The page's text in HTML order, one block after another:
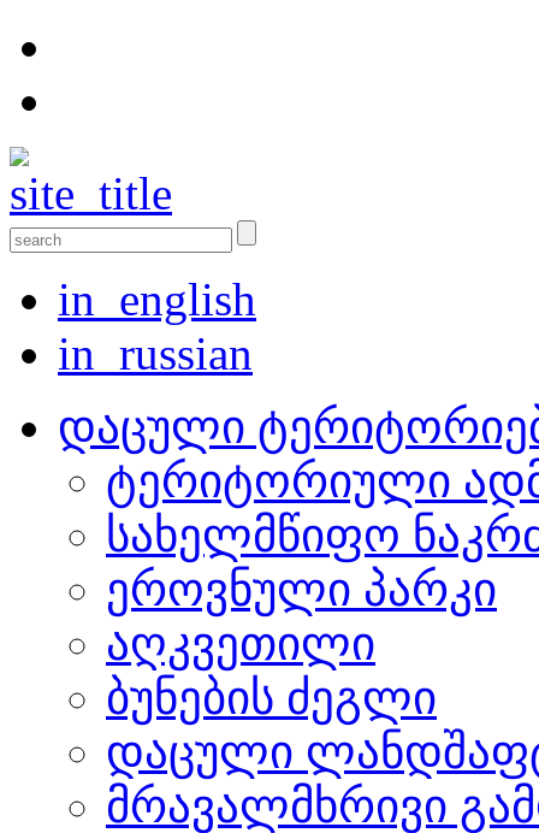
in_english
in_russian
დაცული
ტერიტორიული
სახელმწიფო
ეროვნული პარკი
აღკვეთილი
ბუნების ძეგლი
დაცული
მრავალმხრივი